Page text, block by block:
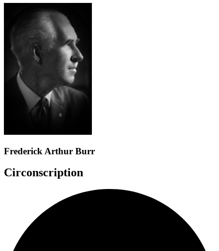
Frederick Arthur Burr
Circonscription